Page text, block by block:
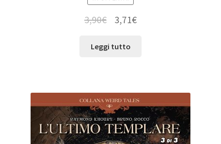
3,90€ 3,71€
Leggi tutto